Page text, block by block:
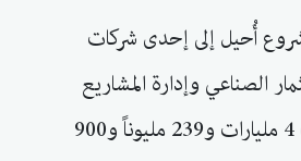
أُحيل إلى إحدى شركات
الصناعي وإدارة المشاريع
المحدودة، بكلفة بلغت 4 مليارات و239 مليوناً و900